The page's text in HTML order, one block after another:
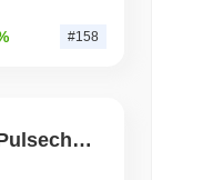
#158
Pulsechain